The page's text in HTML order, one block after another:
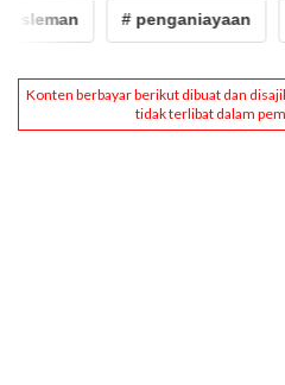
sleman # penganiayaan